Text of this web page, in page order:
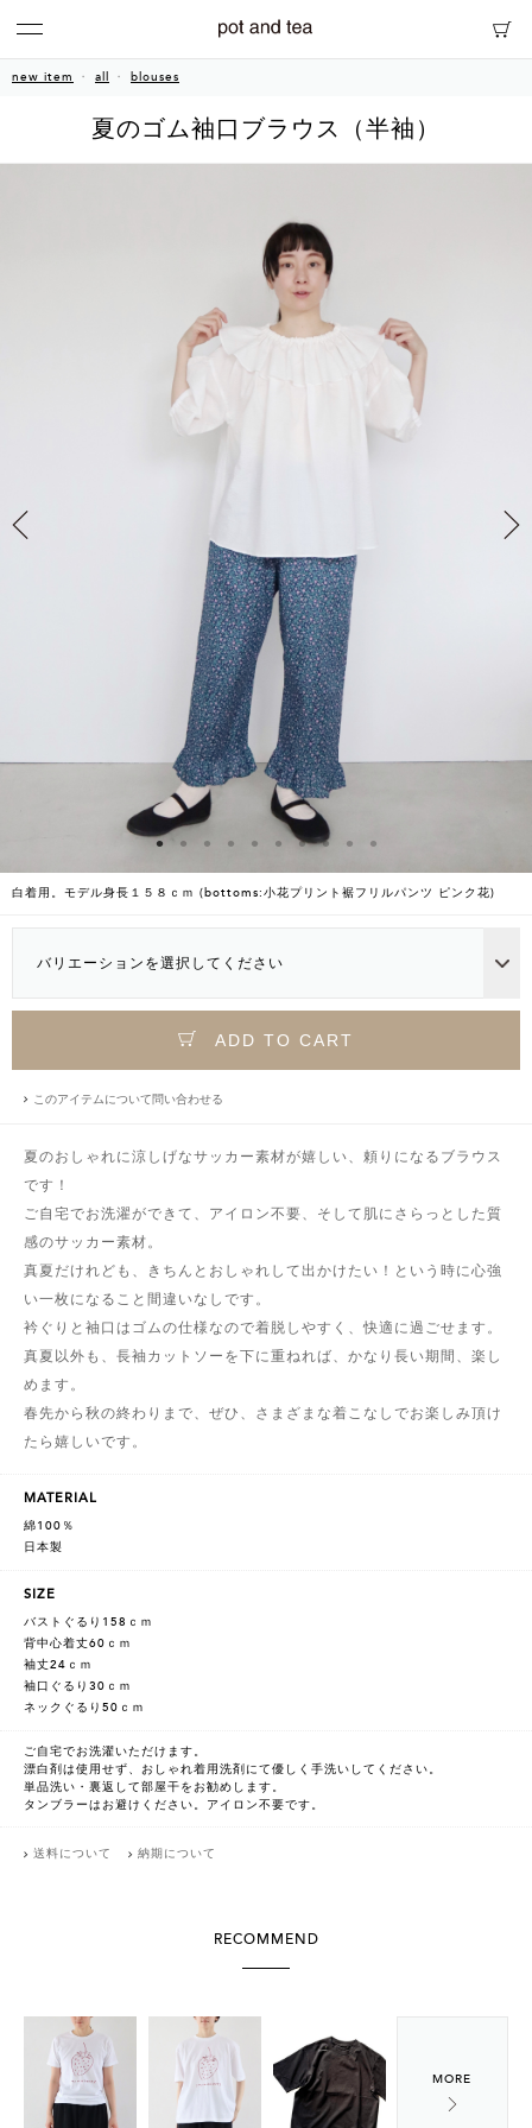
new item all blouses
夏のゴム袖口ブラウス（半袖）
白着用。モデル身長１５８ｃｍ (bottoms:小花プリント裾フリルパンツ ピンク花)
バリエーションを選択してください
ADD TO CART
このアイテムについて問い合わせる
夏のおしゃれに涼しげなサッカー素材が嬉しい、頼りになるブラウス
です！
ご自宅でお洗濯ができて、アイロン不要、そして肌にさらっとした質
感のサッカー素材。
真夏だけれども、きちんとおしゃれして出かけたい！という時に心強
い一枚になること間違いなしです。
衿ぐりと袖口はゴムの仕様なので着脱しやすく、快適に過ごせます。
真夏以外も、長袖カットソーを下に重ねれば、かなり長い期間、楽し
めます。
春先から秋の終わりまで、ぜひ、さまざまな着こなしでお楽しみ頂け
たら嬉しいです。
MATERIAL
綿100％
日本製
SIZE
バストぐるり158ｃｍ
背中心着丈60ｃｍ
袖丈24ｃｍ
袖口ぐるり30ｃｍ
ネックぐるり50ｃｍ
ご自宅でお洗濯いただけます。
漂白剤は使用せず、おしゃれ着用洗剤にて優しく手洗いしてください。
単品洗い・裏返して部屋干をお勧めします。
タンブラーはお避けください。アイロン不要です。
送料について 納期について
RECOMMEND